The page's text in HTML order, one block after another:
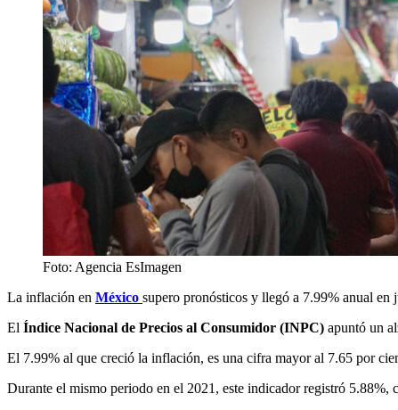
Foto: Agencia EsImagen
La inflación en México supero pronósticos y llegó a 7.99% anual en
El Índice Nacional de Precios al Consumidor (INPC) apuntó un
El 7.99% al que creció la inflación, es una cifra mayor al 7.65 por
Durante el mismo periodo en el 2021, este indicador registró 5.88%,